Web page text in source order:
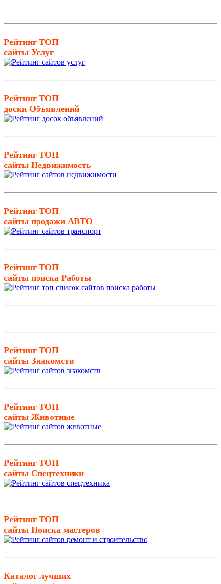
Рейтинг ТОП
сайты Услуг
Рейтинг ТОП
доски Объявлений
Рейтинг ТОП
сайты Недвижимость
Рейтинг ТОП
сайты продажи АВТО
Рейтинг ТОП
сайты поиска Работы
Рейтинг ТОП
сайты Знакомств
Рейтинг ТОП
сайты Животные
Рейтинг ТОП
сайты Спецтехники
Рейтинг ТОП
сайты Поиска мастеров
Каталог лучших